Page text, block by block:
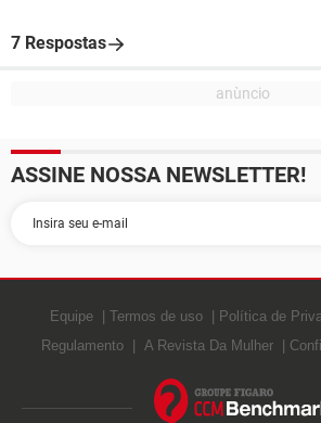
7 Respostas
ASSINE NOSSA NEWSLETTER!
Equipe Termos de uso Política de
Regulamento
A Revista Da Mulher